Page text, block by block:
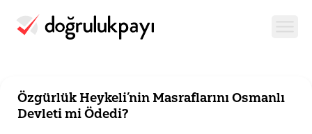
Özgürlük Heykeli’nin Masraflarını Osmanlı
Devleti mi Ödedi?